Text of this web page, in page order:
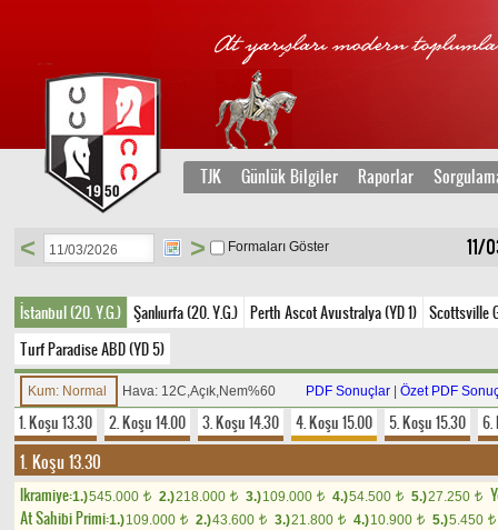
TJK Günlük Bilgiler Raporlar
11/
< > Formaları Göster
İstanbul (20. Y.G.) Şanlıurfa (20. Y.G.) Perth Ascot Avustralya (YD 1) Scottsville
Turf Paradise ABD (YD 5)
Kum: Normal Hava: 12C,Açık,Nem%60 PDF Sonuçlar Özet PDF
1. Koşu 13.30 2. Koşu 14.00 3. Koşu 14.30 4. Koşu 15.00 5. Koşu 15.30 6.
1. Koşu 13.30
Ikramiye:1.)545.000 t 2.)218.000 t 3.)109.000 t 4.)54.500 t 5.)27.250 t
At Sahibi Primi:1.)109.000 t 2.)43.600 t 3.)21.800 t 4.)10.900 t 5.)5.450 t